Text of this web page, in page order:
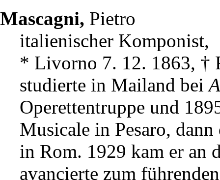
Mascagni, Pietro
italienischer Komponist,
* Livorno 7. 12. 1863, †
studierte in Mailand bei
Operettentruppe und
Musicale in Pesaro,
in Rom. 1929 kam er an
avancierte zum